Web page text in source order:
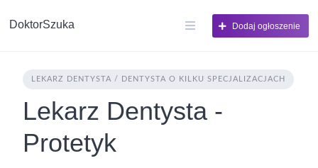
DoktorSzuka Dodaj ogłoszenie
LEKARZ DENTYSTA / DENTYSTA O KILKU SPECJALIZACJACH
Lekarz Dentysta -
Protetyk